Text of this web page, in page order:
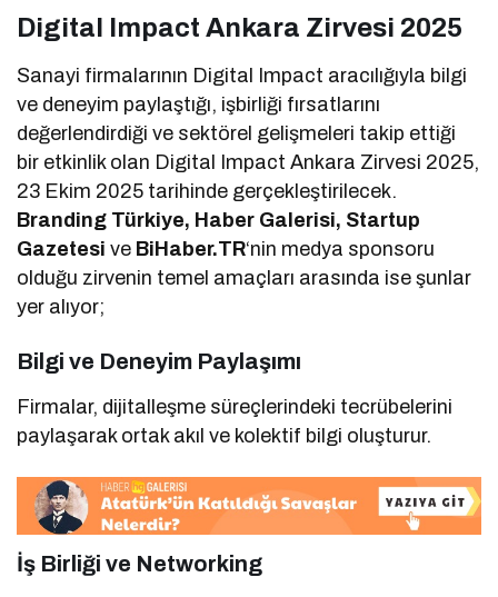
Digital Impact Ankara Zirvesi 2025
Sanayi firmalarının Digital Impact aracılığıyla bilgi
ve deneyim paylaştığı, işbirliği fırsatlarını
değerlendirdiği ve sektörel gelişmeleri takip ettiği
bir etkinlik olan Digital Impact Ankara Zirvesi 2025,
23 Ekim 2025 tarihinde gerçekleştirilecek.
Branding Türkiye, Haber Galerisi, Startup
Gazetesive BiHaber.TR‘nin medya sponsoru
olduğu zirvenin temel amaçları arasında ise şunlar
yer alıyor;
Bilgi ve Deneyim Paylaşımı
Firmalar, dijitalleşme süreçlerindeki tecrübelerini
paylaşarak ortak akıl ve kolektif bilgi oluşturur.
İş Birliği ve Networking